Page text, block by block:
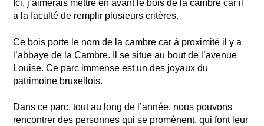
Ici, j’aimerais mettre en avant le bois de la cambre car il
a la faculté de remplir plusieurs critères.
Ce bois porte le nom de la cambre car à proximité il y a
l’abbaye de la Cambre. Il se situe au bout de l’avenue
Louise. Ce parc immense est un des joyaux du
patrimoine bruxellois.
Dans ce parc, tout au long de l’année, nous pouvons
rencontrer des personnes qui se promènent, qui font leur